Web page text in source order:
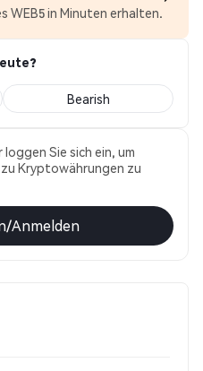
WEB5 in Minuten erhalten.
Bearish
Sie sich ein, um
Kryptowährungen zu
Anmelden